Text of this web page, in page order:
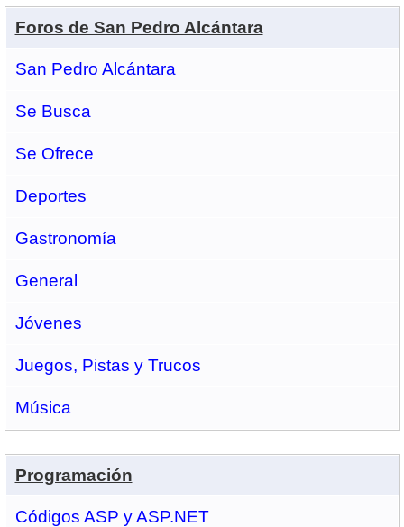
Foros de San Pedro Alcántara
San Pedro Alcántara
Se Busca
Se Ofrece
Deportes
Gastronomí­a
General
Jóvenes
Juegos, Pistas y Trucos
Música
Programación
Códigos ASP y ASP.NET